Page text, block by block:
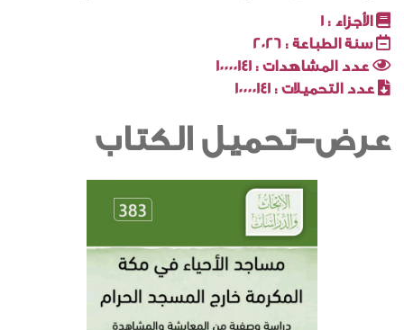
الأجزاء : 1
سنة الطباعة : 2026
عدد المشاهدات : 10000141
عدد التحميلات : 10000141
عرض-تحميل الكتاب